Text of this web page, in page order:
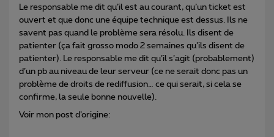
Le responsable me dit qu’il est au courant, qu’un ticket est
ouvert et que donc une équipe technique est dessus. Ils ne
savent pas quand le problème sera résolu. Ils disent de
patienter (ça fait grosso modo 2 semaines qu’ils disent de
patienter). Le responsable me dit qu’il s’agit (probablement)
d’un pb au niveau de leur serveur (ce ne serait donc pas un
problème de droits de rediffusion… ce qui serait, si cela se
confirme, la seule bonne nouvelle).
Voir mon post d’origine: